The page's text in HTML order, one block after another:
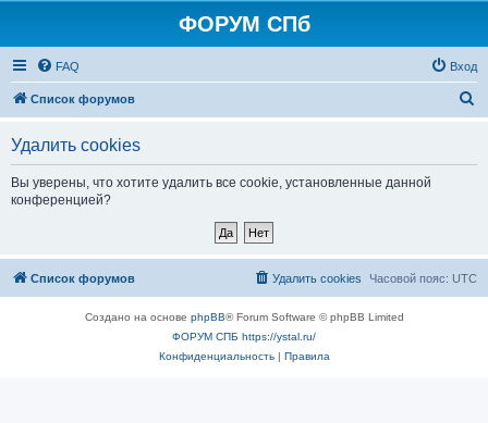
ФОРУМ СПб
FAQ Вход
Список форумов
Удалить cookies
Вы уверены, что хотите удалить все cookie, установленные данной
конференцией?
Список форумов Часовой пояс: UTC
Удалить cookies
Создано на основе phpBB® Forum Software © phpBB Limited
ФОРУМ СПБ https://ystal.ru/
Конфиденциальность| Правила